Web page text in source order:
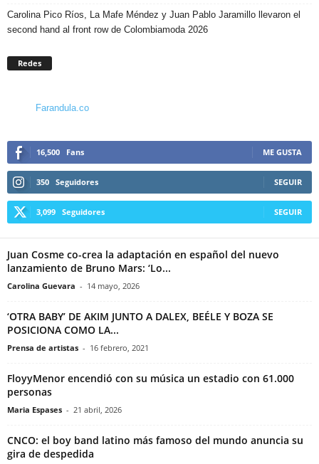
Carolina Pico Ríos, La Mafe Méndez y Juan Pablo Jaramillo llevaron el
second hand al front row de Colombiamoda 2026
Redes
Farandula.co
16,500 Fans ME GUSTA
350 Seguidores SEGUIR
3,099 Seguidores SEGUIR
Juan Cosme co-crea la adaptación en español del nuevo
lanzamiento de Bruno Mars: ‘Lo...
Carolina Guevara - 14 mayo, 2026
‘OTRA BABY’ DE AKIM JUNTO A DALEX, BEÉLE Y BOZA SE
POSICIONA COMO LA...
Prensa de artistas - 16 febrero, 2021
FloyyMenor encendió con su música un estadio con 61.000
personas
Maria Espases - 21 abril, 2026
CNCO: el boy band latino más famoso del mundo anuncia su
gira de despedida